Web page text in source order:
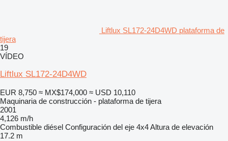
Liftlux SL172-24D4WD plataforma de
tijera
19
VÍDEO
Liftlux SL172-24D4WD
EUR 8,750 ≈ MX$174,000 ≈ USD 10,110
Maquinaria de construcción - plataforma de tijera
2001
4,126 m/h
Combustible diésel Configuración del eje 4x4Altura de elevación
17.2 m